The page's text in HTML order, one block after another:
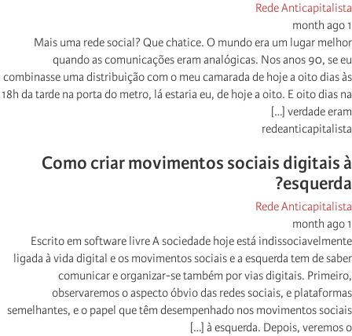
Rede Anticapitalista
1 month ago
Mais uma rede social? Que chatice. O mundo era um lugar melhor
quando as comunicações eram analógicas. Nos anos 90, se eu
combinasse uma distribuição com o meu camarada de hoje a oito dias às
18h da tarde na porta do metro, lá estaria eu, de hoje a oito. E oito dias na
verdade eram […]
redeanticapitalista
Como criar movimentos sociais digitais à
esquerda?
Rede Anticapitalista
1 month ago
Escrito em software livre A sociedade hoje está indissociavelmente
ligada à vida digital e os movimentos sociais e a esquerda tem de saber
comunicar e organizar-se também por vias digitais. Primeiro,
observaremos o aspecto óbvio das redes sociais, e plataformas
semelhantes, e o papel que têm desempenhado nos movimentos sociais
à esquerda. Depois, veremos o […]